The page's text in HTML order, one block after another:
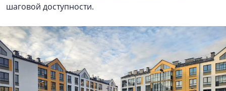
шаговой доступности.